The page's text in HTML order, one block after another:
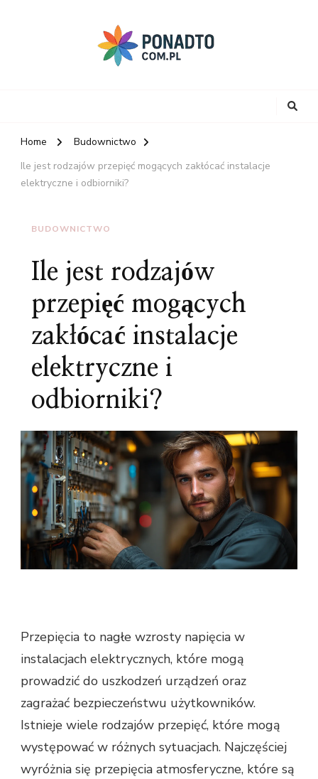
Home
Budownictwo
Ile jest rodzajów przepięć mogących zakłócać instalacje
elektryczne i odbiorniki?
BUDOWNICTWO
Ile jest rodzajów
przepięć mogących
zakłócać instalacje
elektryczne i
odbiorniki?
Przepięcia to nagłe wzrosty napięcia w
instalacjach elektrycznych, które mogą
prowadzić do uszkodzeń urządzeń oraz
zagrażać bezpieczeństwu użytkowników.
Istnieje wiele rodzajów przepięć, które mogą
występować w różnych sytuacjach. Najczęściej
wyróżnia się przepięcia atmosferyczne, które są